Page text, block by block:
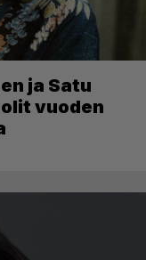
ja Satu
vuoden